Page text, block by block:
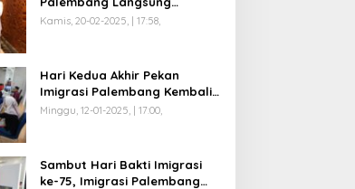
Mengikuti Retreat di
Kamis, 20-02-2025, | 17:58,
Hari Kedua Akhir Pekan
Imigrasi Palembang Kembali
Dilayani
Minggu, 12-01-2025, | 17:00,
Sambut Hari Bakti Imigrasi
ke-75, Imigrasi Palembang